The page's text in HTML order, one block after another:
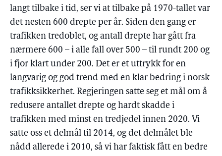
langt tilbake i tid, ser vi at tilbake på 1970-tallet var
det nesten 600 drepte per år. Siden den gang er
trafikken tredoblet, og antall drepte har gått fra
nærmere 600 – i alle fall over 500 – til rundt 200 og
i fjor klart under 200. Det er et uttrykk for en
langvarig og god trend med en klar bedring i norsk
trafikksikkerhet. Regjeringen satte seg et mål om å
redusere antallet drepte og hardt skadde i
trafikken med minst en tredjedel innen 2020. Vi
satte oss et delmål til 2014, og det delmålet ble
nådd allerede i 2010, så vi har faktisk fått en bedre